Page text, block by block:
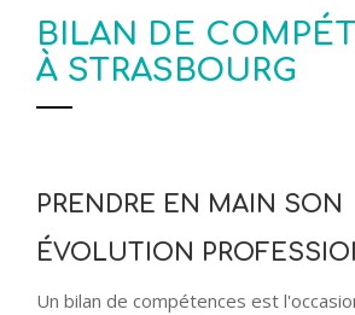
BILAN DE
À STRASBOURG
PRENDRE EN MAIN SON
ÉVOLUTION
Un bilan de compétences est